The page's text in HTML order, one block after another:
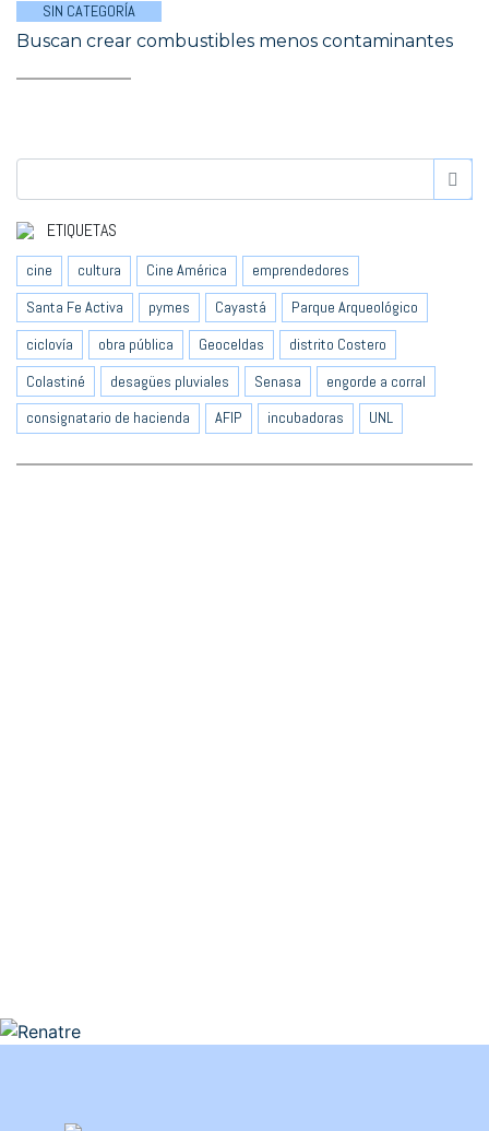
SIN CATEGORÍA
Buscan crear combustibles menos contaminantes
ETIQUETAS
cine cultura Cine América
emprendedores
Santa Fe Activa
pymes Cayastá
Parque Arqueológico
ciclovía
obra pública Geoceldas
distrito Costero
Colastiné
desagües pluviales Senasa
engorde a corral
consignatario de hacienda
AFIP incubadoras UNL